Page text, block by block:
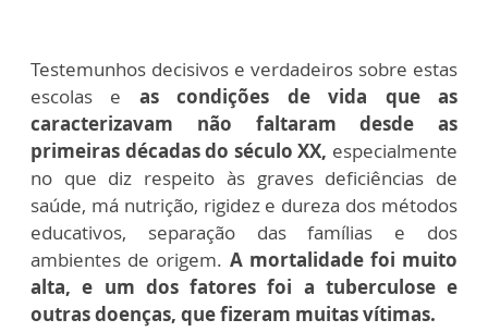
Testemunhos decisivos e verdadeiros sobre estas
escolas e as condições de vida que as
caracterizavam não faltaram desde as
primeiras décadas do século XX, especialmente
no que diz respeito às graves deficiências de
saúde, má nutrição, rigidez e dureza dos métodos
educativos, separação das famílias e dos
ambientes de origem. A mortalidade foi muito
alta, e um dos fatores foi a tuberculose e
outras doenças, que fizeram muitas vítimas.